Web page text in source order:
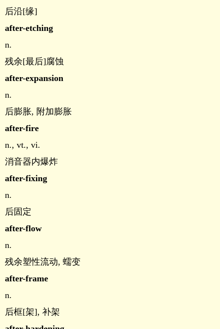
后沿[缘]
after-etching
n.
残余[最后]腐蚀
after-expansion
n.
后膨胀, 附加膨胀
after-fire
n., vt., vi.
消音器内爆炸
after-fixing
n.
后固定
after-flow
n.
残余塑性流动, 蠕变
after-frame
n.
后框[架], 补架